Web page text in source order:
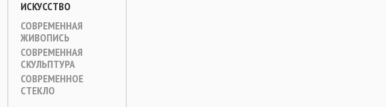
ИСКУССТВО
СОВРЕМЕННАЯ
ЖИВОПИСЬ
СОВРЕМЕННАЯ
СКУЛЬПТУРА
СОВРЕМЕННОЕ
СТЕКЛО